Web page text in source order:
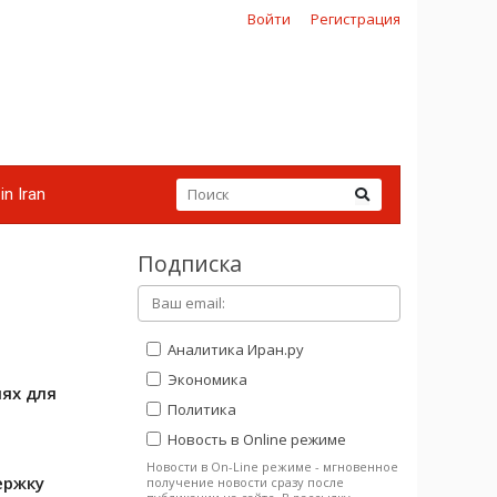
Войти Регистрация
Iran
для
Подписка
Аналитика Иран.ру
Экономика
Политика
Новость в Online режиме
Новости в On-Line режиме - мгновенное
получение новости сразу после